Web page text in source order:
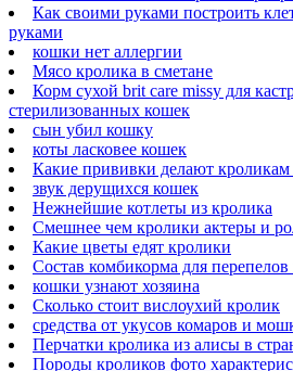
Как своими руками построить
руками
кошки нет аллергии
Мясо кролика в сметане
Корм сухой brit care missy для
стерилизованных кошек
сын убил кошку
коты ласковее кошек
Какие прививки делают кроликам
звук дерущихся кошек
Нежнейшие котлеты из кролика
Смешнее чем кролики актеры и
Какие цветы едят кролики
Состав комбикорма для
кошки узнают хозяина
Сколько стоит вислоухий кролик
средства от укусов комаров и
Перчатки кролика из алисы в
Породы кроликов фото